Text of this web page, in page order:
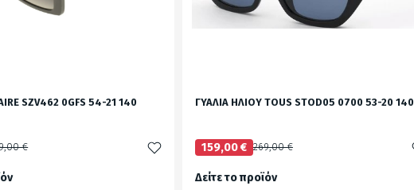
SZV462 0GFS 54-21 140
€
ΓΥΑΛΙΑ ΗΛΙΟΥ TOUS STOD05 0700 53-20 140
159,00 € 269,00 €
Δείτε το προϊόν